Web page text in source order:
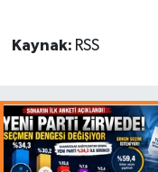
Kaynak: RSS